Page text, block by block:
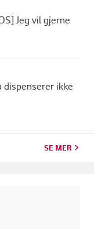
Jeg vil gjerne
ikke
SE MER